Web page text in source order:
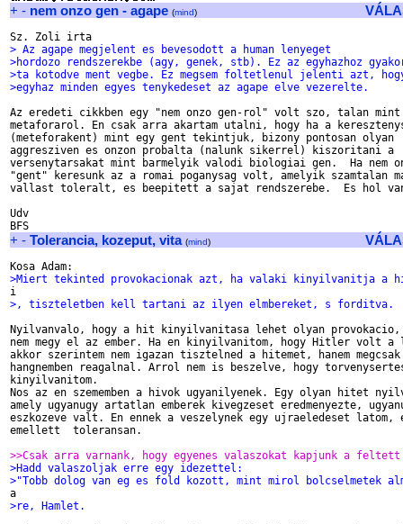
+ - nem onzo gen - agape (mind)
> Az agape megjelent es bevesodott a human lenyeget
>hordozo rendszerekbe (agy, genek, stb). Ez az egyhazhoz
>ta kotodve ment vegbe. Ez megsem foltetlenul jelenti azt,
>egyhaz minden egyes tenykedeset az agape elve vezerelte.
Az eredeti cikkben egy "nem onzo gen-rol" volt szo, talan
metaforarol. En csak arra akartam utalni, hogy ha a
(meteforakent) mint egy gent tekintjuk, bizony pontosan olyan
aggresziven es onzon probalta (nalunk sikerrel) kiszoritani a
versenytarsakat mint barmelyik valodi biologiai gen.  Ha nem
"gent" keresunk az a romai poganysag volt, amelyik szamtalan
vallast toleralt, es beepitett a sajat rendszerebe.  Es hol
Udv
+ - Tolerancia, kozeput, vita (mind)
>Miert tekinted provokacionak azt, ha valaki kinyilvanitja a
>, tiszteletben kell tartani az ilyen elmbereket, s forditva.
Nyilvanvalo, hogy a hit kinyilvanitasa lehet olyan
nem megy el az ember. Ha en kinyilvanitom, hogy Hitler volt a
akkor szerintem nem igazan tisztelned a hitemet, hanem
hangnemben reagalnal. Arrol nem is beszelve, hogy
kinyilvanitom.
Nos az en szememben a hivok ugyanilyenek. Egy olyan hitet
amely ugyanugy artatlan emberek kivegzeset eredmenyezte,
eszkozeve valt. En ennek a veszelynek egy ujraeledeset latom,
emellett  toleransan.
>>Csak arra varnank, hogy egyenes valaszokat kapjunk a
>Hadd valaszoljak erre egy idezettel:
>"Tobb dolog van eg es fold kozott, mint mirol bolcselmetek
>re, Hamlet.